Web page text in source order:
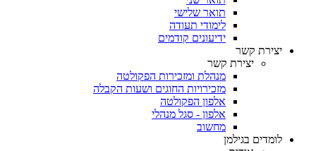
תואר שלישי
לימודי תעודה
ידיעונים קודמים
יצירת קשר
יצירת קשר
מנהלת ומזכירות הפקולטה
מזכירויות החוגים ושעות הקבלה
אלפון הפקולטה
אלפון - סגל מנהלי
מחשוב
לומדים בגילמן